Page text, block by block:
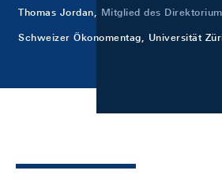
Thomas Jordan, Mitglied des
Schweizer Ökonomentag, Universität